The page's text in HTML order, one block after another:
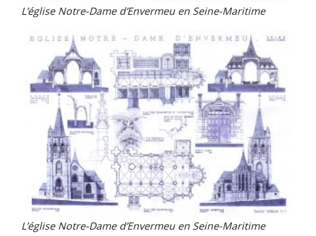
L’église Notre-Dame d’Envermeu en Seine-Maritime
L’église Notre-Dame d’Envermeu en Seine-Maritime